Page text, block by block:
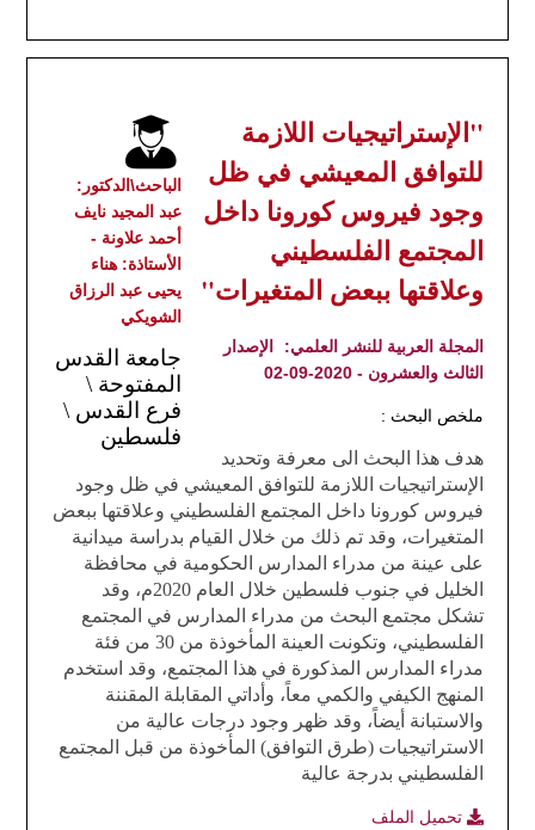
الباحث\الدكتور:
عبد المجيد نايف
أحمد علاونة -
الأستاذة: هناء
يحيى عبد الرزاق
الشويكي
جامعة القدس
المفتوحة \
فرع القدس \
فلسطين
"الإستراتيجيات اللازمة
للتوافق المعيشي في ظل
وجود فيروس كورونا داخل
المجتمع الفلسطيني
وعلاقتها ببعض المتغيرات"
المجلة العربية للنشر العلمي:
الإصدار
الثالث والعشرون - 2020-09-02
ملخص البحث :
هدف هذا البحث الى معرفة وتحديد
الإستراتيجيات اللازمة للتوافق المعيشي في ظل وجود
فيروس كورونا داخل المجتمع الفلسطيني وعلاقتها ببعض
المتغيرات، وقد تم ذلك من خلال القيام بدراسة ميدانية
على عينة من مدراء المدارس الحكومية في محافظة
الخليل في جنوب فلسطين خلال العام 2020م، وقد
تشكل مجتمع البحث من مدراء المدارس في المجتمع
الفلسطيني، وتكونت العينة المأخوذة من 30 من فئة
مدراء المدارس المذكورة في هذا المجتمع، وقد استخدم
المنهج الكيفي والكمي معاً، وأداتي المقابلة المقننة
والاستبانة أيضاً، وقد ظهر وجود درجات عالية من
الاستراتيجيات (طرق التوافق) المأخوذة من قبل المجتمع
الفلسطيني بدرجة عالية
تحميل الملف